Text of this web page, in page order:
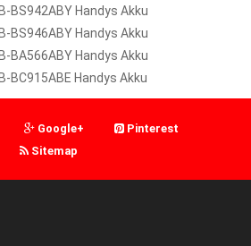
BS942ABY Handys Akku
BS946ABY Handys Akku
BA566ABY Handys Akku
BC915ABE Handys Akku
Google+
Pinterest
Sitemap